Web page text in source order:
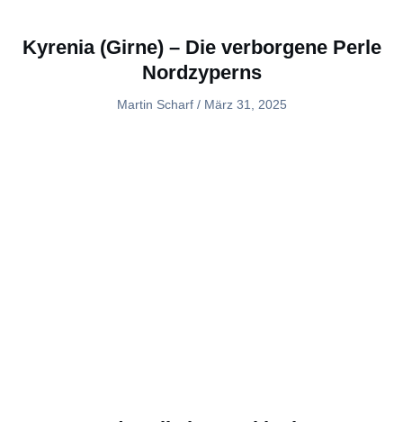
Kyrenia (Girne) – Die verborgene Perle
Nordzyperns
Martin Scharf März 31, 2025